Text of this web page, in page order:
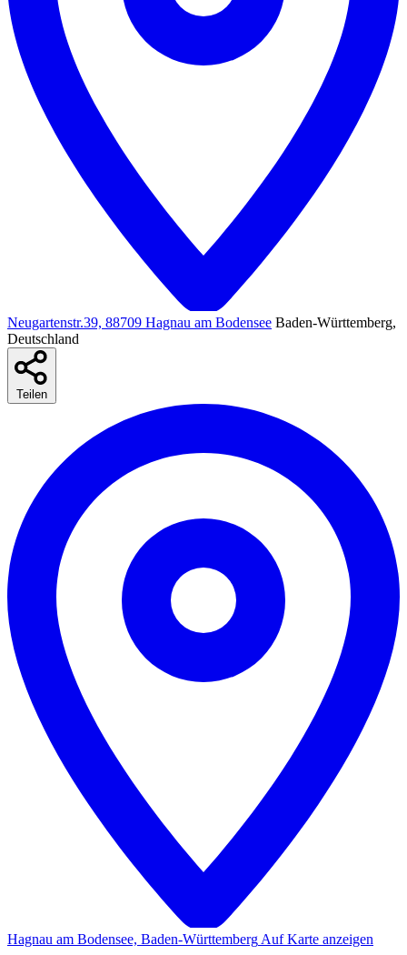
Neugartenstr.39, 88709 Hagnau am Bodensee Baden-Württemberg,
Deutschland
Teilen
Hagnau am Bodensee, Baden-Württemberg Auf Karte anzeigen